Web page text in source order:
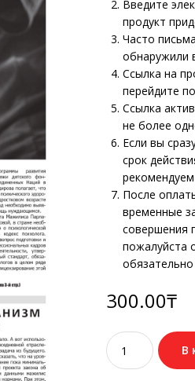
Введите
продукт
Часто
обнаружили
Ссылка на
перейдите
Ссылка
не более
Если вы
срок
После
временные
совершения
пожалуйста
300.00₸
Количество
товара
№23
В